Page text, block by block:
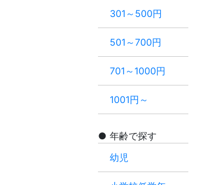
301～500円
501～700円
701～1000円
1001円～
年齢で探す
幼児